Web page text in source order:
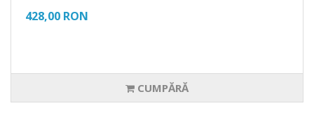
428,00 RON
CUMPĂRĂ